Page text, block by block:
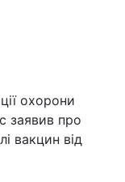
охорони
заявив про
вакцин від